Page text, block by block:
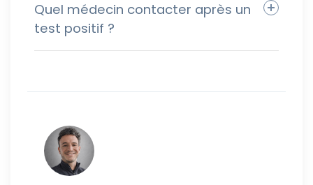
Quel médecin contacter après un
test positif ?